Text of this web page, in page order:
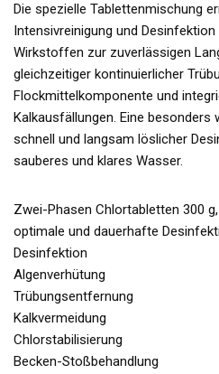
Die spezielle Tablettenmischung
Intensivreinigung und
Wirkstoffen zur zuverlässigen
gleichzeitiger kontinuierlicher
Flockmittelkomponente und
Kalkausfällungen. Eine
schnell und langsam löslicher
sauberes und klares Wasser.
Zwei-Phasen Chlortabletten 300
optimale und dauerhafte
Desinfektion
Algenverhütung
Trübungsentfernung
Kalkvermeidung
Chlorstabilisierung
Becken-Stoßbehandlung